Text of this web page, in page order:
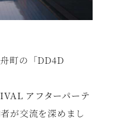
町の「DD4D
アフターパーテ
が交流を深めまし